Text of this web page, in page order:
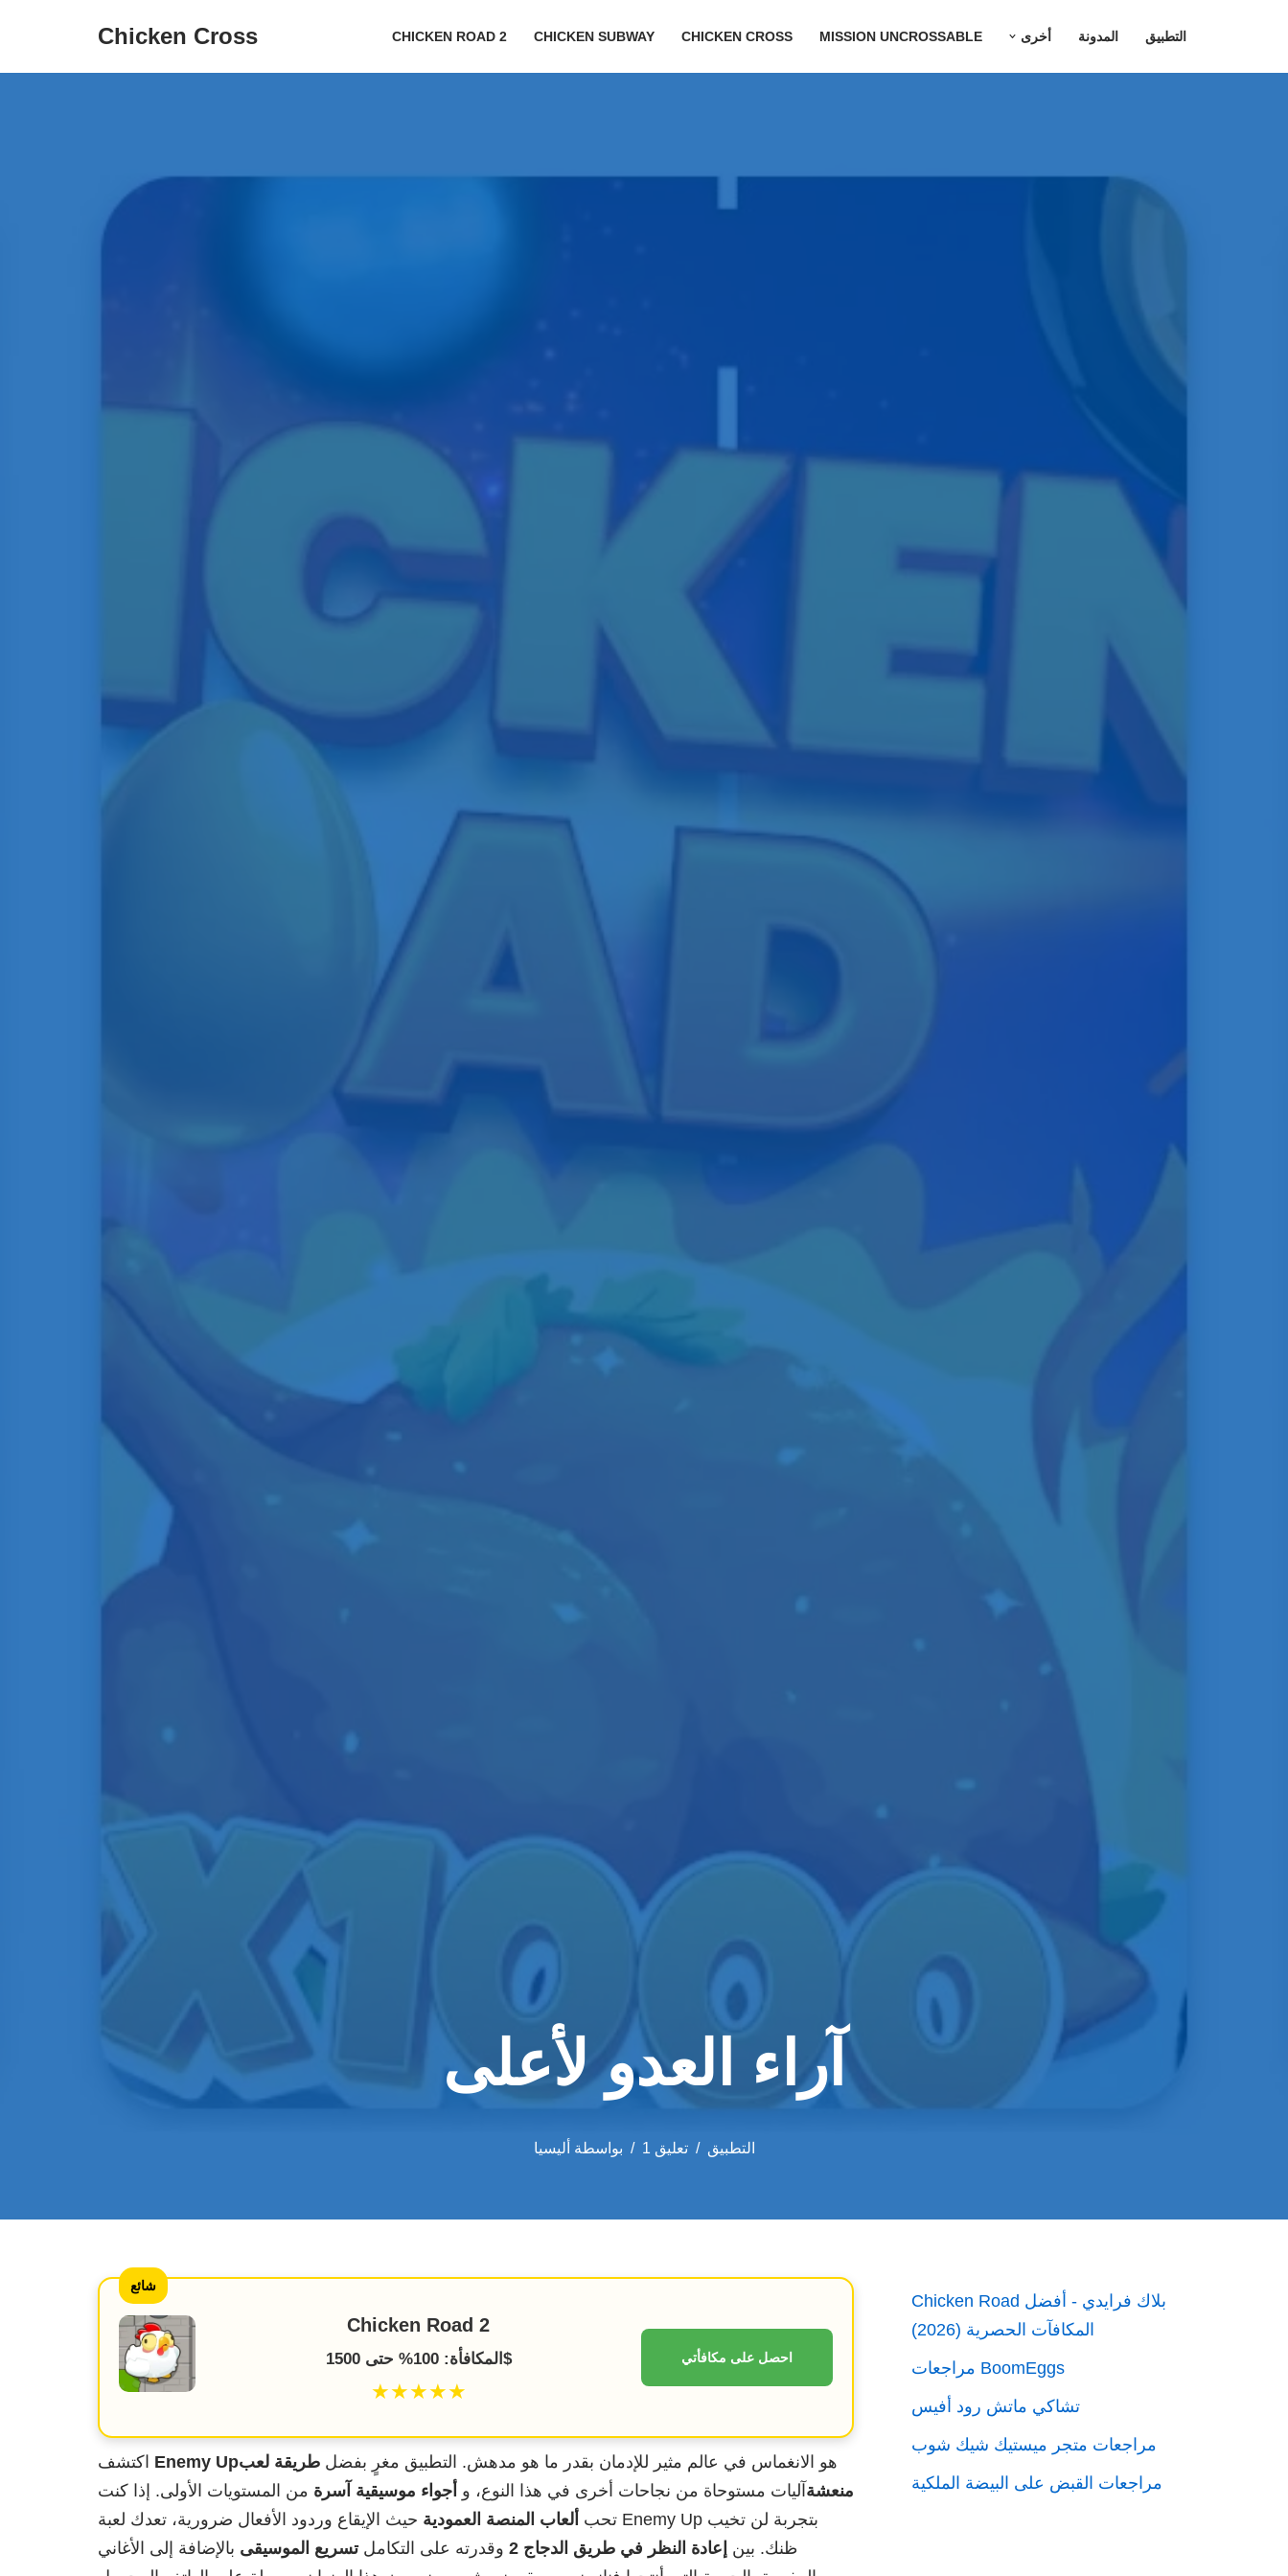
Chicken Cross CHICKEN ROAD 2 CHICKEN SUBWAY CHICKEN CROSS MISSION UNCROSSABLE أخرى المدونة التطبيق
آراء العدو لأعلى
بواسطة أليسيا 1 تعليق التطبيق
شائع
Chicken Road 2
المكافأة: 100% حتى 1500$
★★★★★
احصل على مكافأتي
Enemy Up هو الانغماس في عالم مثير للإدمان بقدر ما هو مدهش. التطبيق مغرٍ بفضل طريقة لعب
منعشة آليات مستوحاة من نجاحات أخرى في هذا النوع، و أجواء موسيقية آسرة من المستويات الأولى. إذا كنت
تحب ألعاب المنصة العمودية حيث الإيقاع وردود الأفعال ضرورية، تعدك لعبة Enemy Up بتجربة لن تخيب
ظنك. بين إعادة النظر في طريق الدجاج 2 وقدرته على التكاملتسريع الموسيقى بالإضافة إلى الأغاني
Chicken Road بلاك فرايدي - أفضل
المكافآت الحصرية (2026)
مراجعات BoomEggs
تشاكي ماتش رود أفيس
مراجعات متجر ميستيك شيك شوب
مراجعات القبض على البيضة الملكية